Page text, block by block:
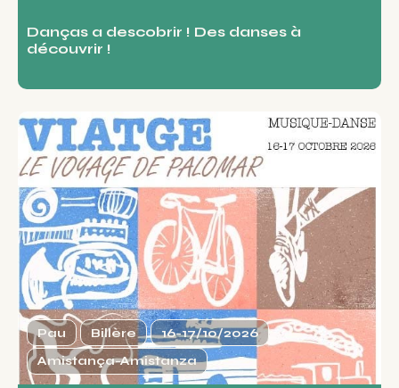
Danças a descobrir ! Des danses à
découvrir !
Pau Billère
16-17/10/2026
Amistança-Amistanza